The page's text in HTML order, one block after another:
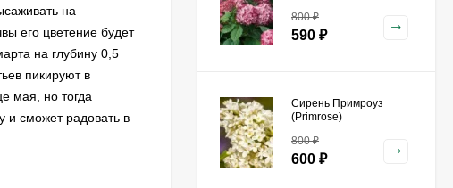
на
его цветение будет
на глубину 0,5
пикируют в
мая, но тогда
и сможет радовать в
800₽
590 ₽
Сирень Примроуз
(Primrose)
800₽
600 ₽